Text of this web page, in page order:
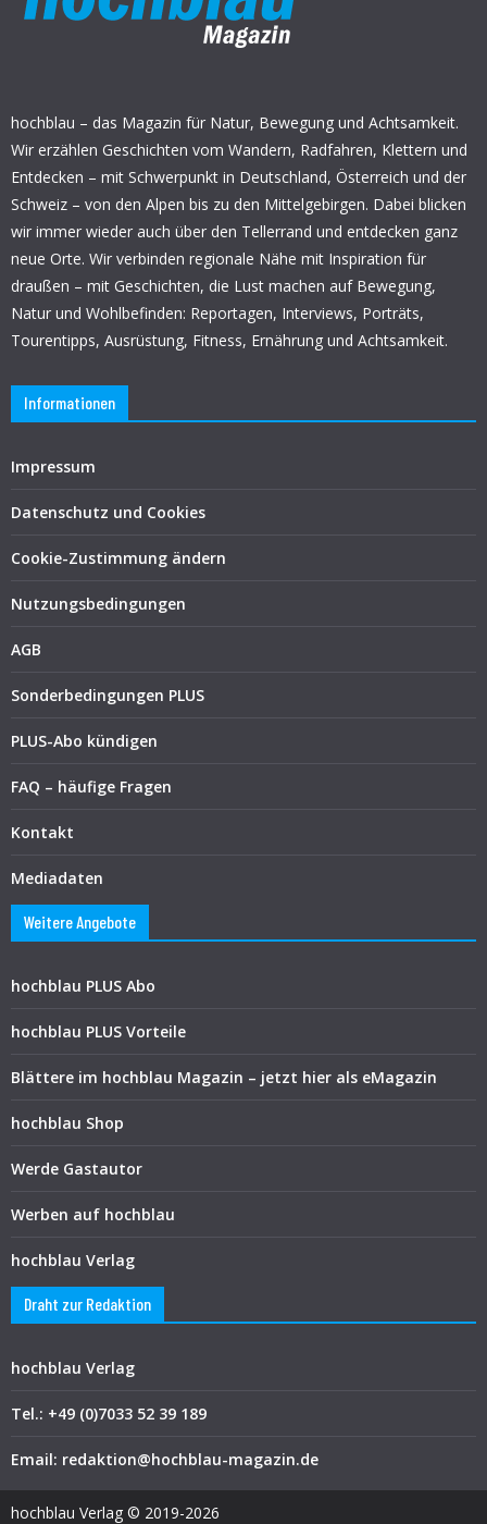
hochblau – das Magazin für Natur, Bewegung und Achtsamkeit.
Wir erzählen Geschichten vom Wandern, Radfahren, Klettern und
Entdecken – mit Schwerpunkt in Deutschland, Österreich und der
Schweiz – von den Alpen bis zu den Mittelgebirgen. Dabei blicken
wir immer wieder auch über den Tellerrand und entdecken ganz
neue Orte. Wir verbinden regionale Nähe mit Inspiration für
draußen – mit Geschichten, die Lust machen auf Bewegung,
Natur und Wohlbefinden: Reportagen, Interviews, Porträts,
Tourentipps, Ausrüstung, Fitness, Ernährung und Achtsamkeit.
Informationen
Impressum
Datenschutz und Cookies
Cookie-Zustimmung ändern
Nutzungsbedingungen
AGB
Sonderbedingungen PLUS
PLUS-Abo kündigen
FAQ – häufige Fragen
Kontakt
Mediadaten
Weitere Angebote
hochblau PLUS Abo
hochblau PLUS Vorteile
Blättere im hochblau Magazin – jetzt hier als eMagazin
hochblau Shop
Werde Gastautor
Werben auf hochblau
hochblau Verlag
Draht zur Redaktion
hochblau Verlag
Tel.: +49 (0)7033 52 39 189
Email: redaktion@hochblau-magazin.de
hochblau Verlag © 2019-2026